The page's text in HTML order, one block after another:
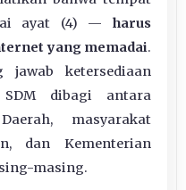
ayat (4) — harus
yang memadai.
jawab ketersediaan
dibagi antara
masyarakat
dan Kementerian
masing.